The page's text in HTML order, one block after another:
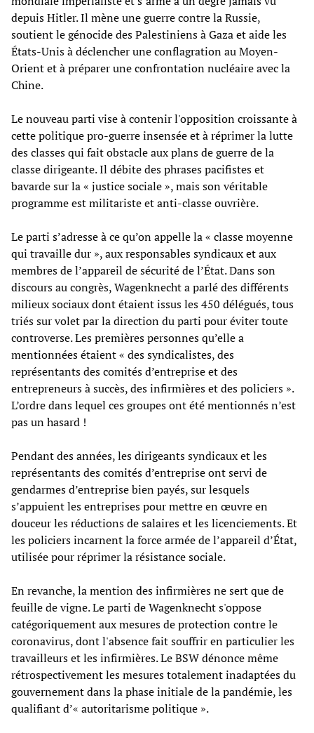
depuis Hitler. Il mène une guerre contre la Russie,
soutient le génocide des Palestiniens à Gaza et aide les
États-Unis à déclencher une conflagration au Moyen-
Orient et à préparer une confrontation nucléaire avec la
Chine.
Le nouveau parti vise à contenir l'opposition croissante à
cette politique pro-guerre insensée et à réprimer la lutte
des classes qui fait obstacle aux plans de guerre de la
classe dirigeante. Il débite des phrases pacifistes et
bavarde sur la « justice sociale », mais son véritable
programme est militariste et anti-classe ouvrière.
Le parti s’adresse à ce qu’on appelle la « classe moyenne
qui travaille dur », aux responsables syndicaux et aux
membres de l’appareil de sécurité de l’État. Dans son
discours au congrès, Wagenknecht a parlé des différents
milieux sociaux dont étaient issus les 450 délégués, tous
triés sur volet par la direction du parti pour éviter toute
controverse. Les premières personnes qu’elle a
mentionnées étaient « des syndicalistes, des
représentants des comités d’entreprise et des
entrepreneurs à succès, des infirmières et des policiers ».
L’ordre dans lequel ces groupes ont été mentionnés n’est
pas un hasard !
Pendant des années, les dirigeants syndicaux et les
représentants des comités d’entreprise ont servi de
gendarmes d’entreprise bien payés, sur lesquels
s’appuient les entreprises pour mettre en œuvre en
douceur les réductions de salaires et les licenciements. Et
les policiers incarnent la force armée de l’appareil d’État,
utilisée pour réprimer la résistance sociale.
En revanche, la mention des infirmières ne sert que de
feuille de vigne. Le parti de Wagenknecht s'oppose
catégoriquement aux mesures de protection contre le
coronavirus, dont l'absence fait souffrir en particulier les
travailleurs et les infirmières. Le BSW dénonce même
rétrospectivement les mesures totalement inadaptées du
gouvernement dans la phase initiale de la pandémie, les
qualifiant d’« autoritarisme politique ».